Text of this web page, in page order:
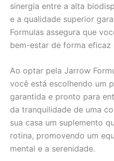
sinergia entre a alta
e a qualidade superior
Formulas assegura que
bem-estar de forma eficaz
Ao optar pela Jarrow
você está escolhendo um
garantida e pronto para
da tranquilidade de uma
sua casa um suplemento
rotina, promovendo um
mental e a serenidade.